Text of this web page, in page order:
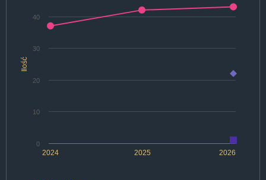
Ilość
2024 2025 2026
0
10
20
30
40